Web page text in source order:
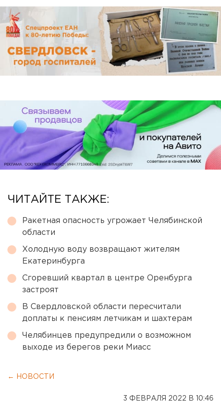
ЧИТАЙТЕ ТАКЖЕ:
Ракетная опасность угрожает Челябинской
области
Холодную воду возвращают жителям
Екатеринбурга
Сгоревший квартал в центре Оренбурга
застроят
В Свердловской области пересчитали
доплаты к пенсиям летчикам и шахтерам
Челябинцев предупредили о возможном
выходе из берегов реки Миасс
← НОВОСТИ
3 ФЕВРАЛЯ 2022 В 10:46